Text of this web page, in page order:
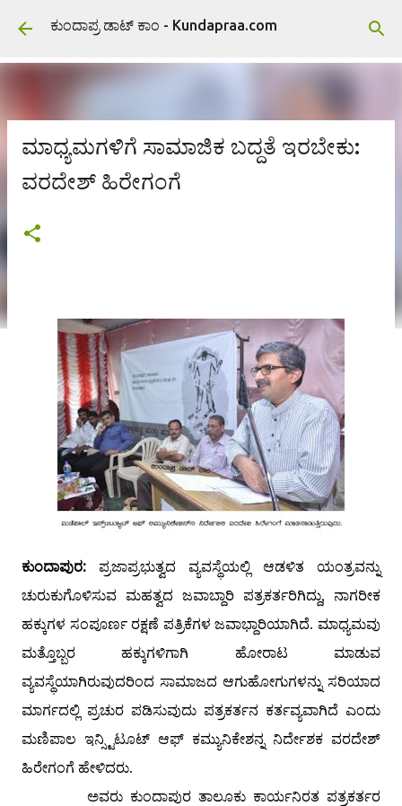
ವಿಷಯಕ್ಕೆ ಹೋಗಿ
ಕುಂದಾಪ್ರ ಡಾಟ್ ಕಾಂ - Kundapraa.com
ಮಾಧ್ಯಮಗಳಿಗೆ ಸಾಮಾಜಿಕ ಬದ್ದತೆ ಇರಬೇಕು:
ವರದೇಶ್ ಹಿರೇಗಂಗೆ
ಕುಂದಾಪುರ: ಪ್ರಜಾಪ್ರಭುತ್ವದ ವ್ಯವಸ್ಥೆಯಲ್ಲಿ ಆಡಳಿತ ಯಂತ್ರವನ್ನು
ಚುರುಕುಗೊಳಿಸುವ ಮಹತ್ವದ ಜವಾಬ್ದಾರಿ ಪತ್ರಕರ್ತರಿಗಿದ್ದು, ನಾಗರೀಕ
ಹಕ್ಕುಗಳ ಸಂಪೂರ್ಣ ರಕ್ಷಣೆ ಪತ್ರಿಕೆಗಳ ಜವಾಭ್ದಾರಿಯಾಗಿದೆ. ಮಾಧ್ಯಮವು
ಮತ್ತೊಬ್ಬರ ಹಕ್ಕುಗಳಿಗಾಗಿ ಹೋರಾಟ ಮಾಡುವ
ವ್ಯವಸ್ಥೆಯಾಗಿರುವುದರಿಂದ ಸಾಮಾಜದ ಆಗುಹೋಗುಗಳನ್ನು ಸರಿಯಾದ
ಮಾರ್ಗದಲ್ಲಿ ಪ್ರಚುರ ಪಡಿಸುವುದು ಪತ್ರಕರ್ತನ ಕರ್ತವ್ಯವಾಗಿದೆ ಎಂದು
ಮಣಿಪಾಲ ಇನ್ಸ್ಟಿಟೂಟ್ ಆಫ್ ಕಮ್ಯುನಿಕೇಶನ್ನ ನಿರ್ದೇಶಕ ವರದೇಶ್
ಹಿರೇಗಂಗೆ ಹೇಳಿದರು.
ಅವರು ಕುಂದಾಪುರ ತಾಲೂಕು ಕಾರ್ಯನಿರತ ಪತ್ರಕರ್ತರ